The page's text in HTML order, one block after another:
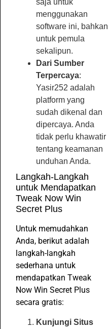
saja untuk
menggunakan
software ini, bahkan
untuk pemula
sekalipun.
Dari Sumber
Terpercaya:
Yasir252 adalah
platform yang
sudah dikenal dan
dipercaya. Anda
tidak perlu khawatir
tentang keamanan
unduhan Anda.
Langkah-Langkah
untuk Mendapatkan
Tweak Now Win
Secret Plus
Untuk memudahkan
Anda, berikut adalah
langkah-langkah
sederhana untuk
mendapatkan Tweak
Now Win Secret Plus
secara gratis:
Kunjungi Situs